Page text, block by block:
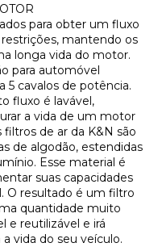
para obter um fluxo
mantendo os
longa vida do motor.
para automóvel
cavalos de potência.
fluxo é lavável,
a vida de um motor
de ar da K&N são
de algodão, estendidas
Esse material é
suas capacidades
O resultado é um filtro
quantidade muito
e reutilizável e irá
vida do seu veículo.